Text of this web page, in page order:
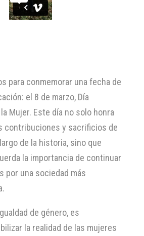
para conmemorar una fecha de
el 8 de marzo, Día
Mujer. Este día no solo honra
contribuciones y sacrificios de
de la historia, sino que
la importancia de continuar
por una sociedad más
de género, es
la realidad de las mujeres